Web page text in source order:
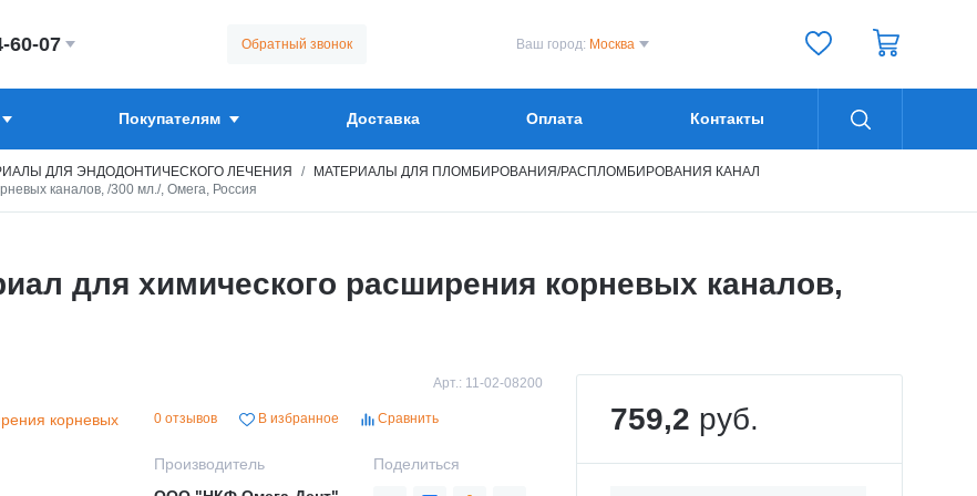
60-07 Обратный звонок Ваш город: Москва
Покупателям Доставка Оплата Контакты
ДЛЯ ЭНДОДОНТИЧЕСКОГО ЛЕЧЕНИЯ
МАТЕРИАЛЫ ДЛЯ ПЛОМБИРОВАНИЯ/РАСПЛОМБИРОВАНИЯ КАНАЛ
каналов, /300 мл./, Омега, Россия
для химического расширения корневых каналов,
Арт.: 11-02-08200
0 отзывов В избранное Сравнить
Производитель
Поделиться
759,2 руб.